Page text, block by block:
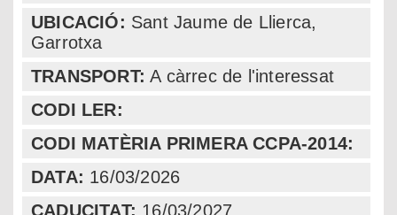
UBICACIÓ: Sant Jaume de Llierca,
Garrotxa
TRANSPORT: A càrrec de l'interessat
CODI LER:
CODI MATÈRIA PRIMERA CCPA-2014:
DATA: 16/03/2026
CADUCITAT: 16/03/2027